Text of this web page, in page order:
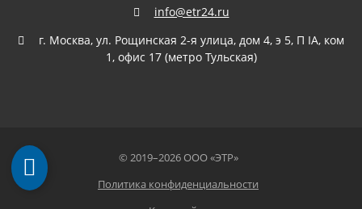
info@etr24.ru
г. Москва, ул. Рощинская 2-я улица, дом 4, э 5, П IА, ком
1, офис 17 (метро Тульская)
© 2019–2026 ООО «ЭТР»
Политика конфиденциальности